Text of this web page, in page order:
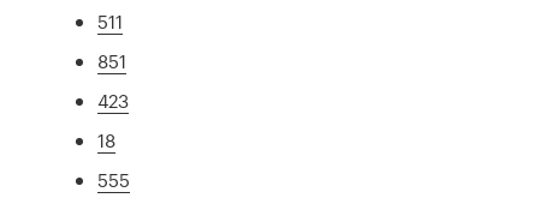
511
851
423
18
555